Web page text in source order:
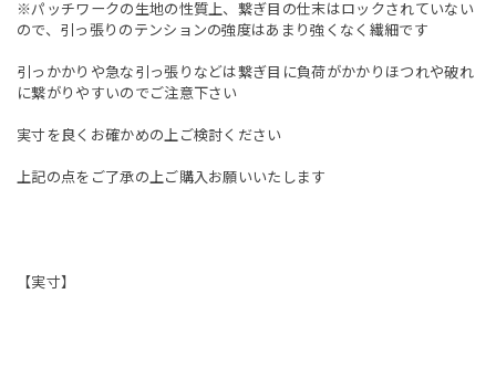
※パッチワークの生地の性質上、繋ぎ目の仕末はロックされていない
ので、引っ張りのテンションの強度はあまり強くなく繊細です
引っかかりや急な引っ張りなどは繋ぎ目に負荷がかかりほつれや破れ
に繋がりやすいのでご注意下さい
実寸を良くお確かめの上ご検討ください
上記の点をご了承の上ご購入お願いいたします
【実寸】